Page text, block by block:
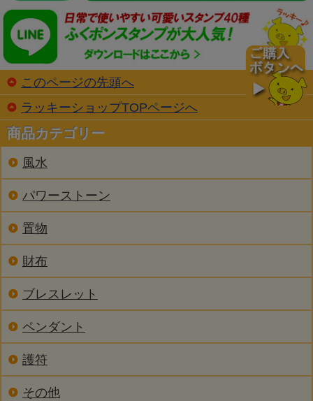
このページの先頭へ
ラッキーショップTOPページへ
商品カテゴリー
風水
パワーストーン
置物
財布
ブレスレット
ペンダント
護符
その他